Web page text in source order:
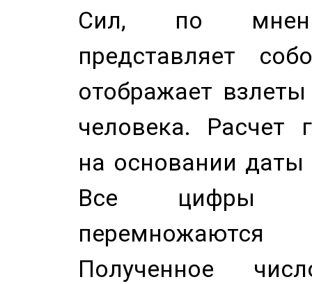
Сил, по
представляет
отображает
человека. Расчет
на основании
Все цифры
Полученное